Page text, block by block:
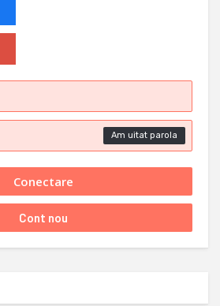
Am uitat parola